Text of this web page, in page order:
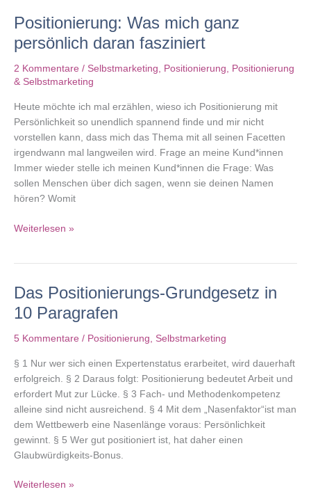
Positionierung: Was mich ganz
persönlich daran fasziniert
2 Kommentare / Selbstmarketing, Positionierung, Positionierung
& Selbstmarketing
Heute möchte ich mal erzählen, wieso ich Positionierung mit
Persönlichkeit so unendlich spannend finde und mir nicht
vorstellen kann, dass mich das Thema mit all seinen Facetten
irgendwann mal langweilen wird. Frage an meine Kund*innen
Immer wieder stelle ich meinen Kund*innen die Frage: Was
sollen Menschen über dich sagen, wenn sie deinen Namen
hören? Womit
Positionierung:
persönlich
daran
fasziniert
Weiterlesen »
Das Positionierungs-Grundgesetz in
10 Paragrafen
5 Kommentare / Positionierung Selbstmarketing
§ 1 Nur wer sich einen Expertenstatus erarbeitet, wird dauerhaft
erfolgreich. § 2 Daraus folgt: Positionierung bedeutet Arbeit und
erfordert Mut zur Lücke. § 3 Fach- und Methodenkompetenz
alleine sind nicht ausreichend. § 4 Mit dem „Nasenfaktor“ist man
dem Wettbewerb eine Nasenlänge voraus: Persönlichkeit
gewinnt. § 5 Wer gut positioniert ist, hat daher einen
Glaubwürdigkeits-Bonus.
Das
Weiterlesen »